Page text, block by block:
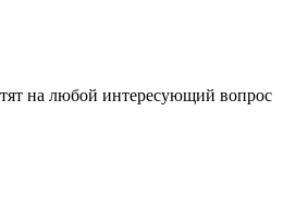
на любой интересующий вопрос